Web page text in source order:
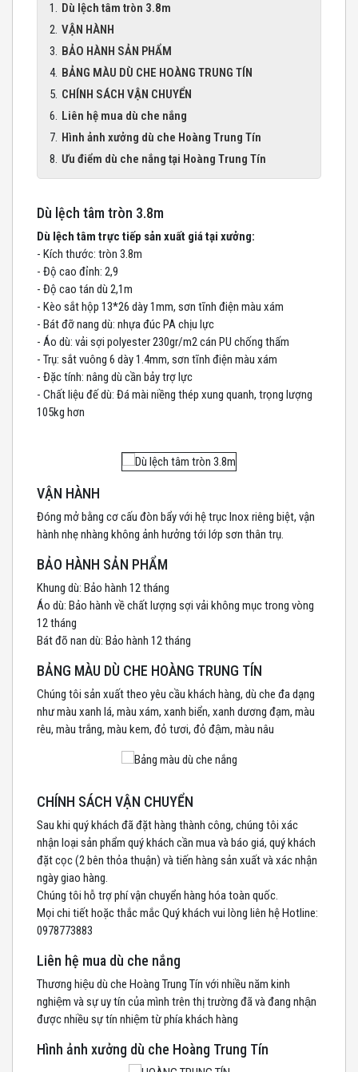
Dù lệch tâm tròn 3.8m
VẬN HÀNH
BẢO HÀNH SẢN PHẨM
BẢNG MÀU DÙ CHE HOÀNG TRUNG TÍN
CHÍNH SÁCH VẬN CHUYỂN
Liên hệ mua dù che nắng
Hình ảnh xưởng dù che Hoàng Trung Tín
Ưu điểm dù che nắng tại Hoàng Trung Tín
Dù lệch tâm tròn 3.8m
Dù lệch tâm trực tiếp sản xuất giá tại xưởng:
- Kích thước: tròn 3.8m
- Độ cao đỉnh: 2,9
- Độ cao tán dù 2,1m
- Kèo sắt hộp 13*26 dày 1mm, sơn tĩnh điện màu xám
- Bát đỡ nang dù: nhựa đúc PA chịu lực
- Áo dù: vải sợi polyester 230gr/m2 cán PU chống thấm
- Trụ: sắt vuông 6 dày 1.4mm, sơn tĩnh điện màu xám
- Đặc tính: nâng dù cần bảy trợ lực
- Chất liệu đế dù: Đá mài niềng thép xung quanh, trọng lượng
105kg hơn
VẬN HÀNH
Đóng mở bằng cơ cấu đòn bẩy với hệ trục Inox riêng biệt, vận
hành nhẹ nhàng không ảnh hưởng tới lớp sơn thân trụ.
BẢO HÀNH SẢN PHẨM
Khung dù: Bảo hành 12 tháng
Áo dù: Bảo hành về chất lượng sợi vải không mục trong vòng
12 tháng
Bát đõ nan dù: Bảo hành 12 tháng
BẢNG MÀU DÙ CHE HOÀNG TRUNG TÍN
Chúng tôi sản xuất theo yêu cầu khách hàng, dù che đa dạng
như màu xanh lá, màu xám, xanh biển, xanh dương đạm, màu
rêu, màu trắng, màu kem, đỏ tươi, đỏ đậm, màu nâu
CHÍNH SÁCH VẬN CHUYỂN
Sau khi quý khách đã đặt hàng thành công, chúng tôi xác
nhận loại sản phẩm quý khách cần mua và báo giá, quý khách
đặt cọc (2 bên thỏa thuận) và tiến hàng sản xuất và xác nhận
ngày giao hàng.
Chúng tôi hỗ trợ phí vận chuyển hàng hóa toàn quốc.
Mọi chi tiết hoặc thắc mắc Quý khách vui lòng liên hệ Hotline:
0978773883
Liên hệ mua dù che nắng
Thương hiệu dù che Hoàng Trung Tín với nhiều năm kinh
nghiệm và sự uy tín của mình trên thị trường đã và đang nhận
được nhiều sự tín nhiệm từ phía khách hàng
Hình ảnh xưởng dù che Hoàng Trung Tín